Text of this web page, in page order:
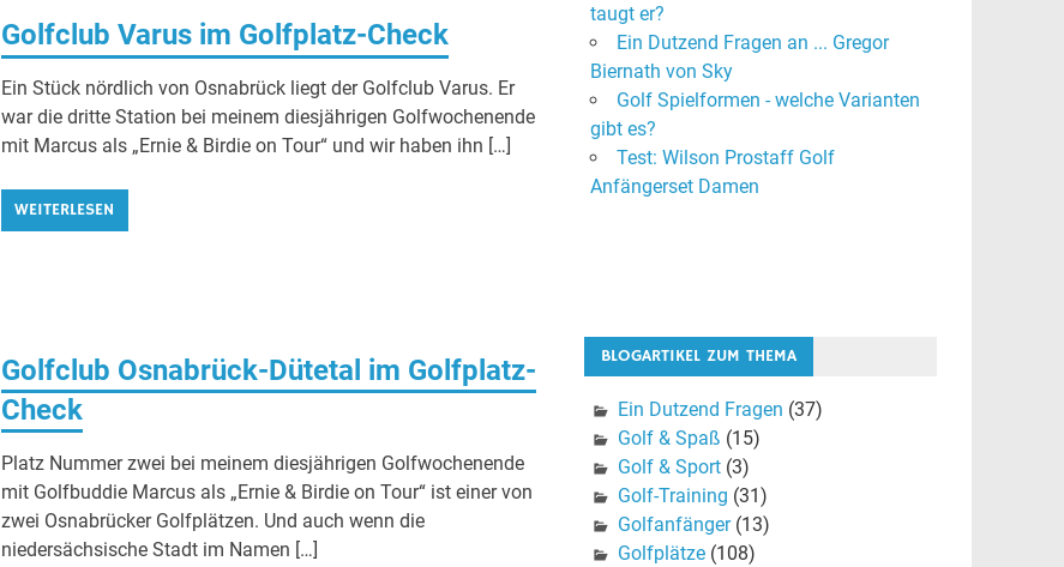
Golfclub Varus im Golfplatz-Check
Ein Stück nördlich von Osnabrück liegt der Golfclub Varus. Er
war die dritte Station bei meinem diesjährigen Golfwochenende
mit Marcus als „Ernie & Birdie on Tour“ und wir haben ihn […]
WEITERLESEN
Golfclub Osnabrück-Dütetal im Golfplatz-
Check
Platz Nummer zwei bei meinem diesjährigen Golfwochenende
mit Golfbuddie Marcus als „Ernie & Birdie on Tour“ ist einer von
zwei Osnabrücker Golfplätzen. Und auch wenn die
niedersächsische Stadt im Namen […]
taugt er?
Ein Dutzend Fragen an ... Gregor
Biernath von Sky
Golf Spielformen - welche Varianten
gibt es?
Test: Wilson Prostaff Golf
Anfängerset Damen
BLOGARTIKEL ZUM THEMA
Ein Dutzend Fragen (37)
Golf & Spaß (15)
Golf & Sport(3)
Golf-Training (31)
Golfanfänger(13)
Golfplätze(108)